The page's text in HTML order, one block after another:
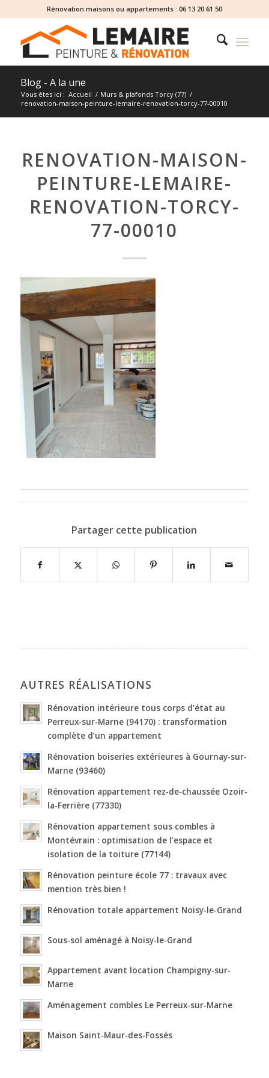
Rénovation maisons ou appartements : 06 13 20 61 50
Blog - A la une
Vous êtes ici : Accueil / Murs & plafonds Torcy (77) /
renovation-maison-peinture-lemaire-renovation-torcy-77-00010
RENOVATION-MAISON-
PEINTURE-LEMAIRE-
RENOVATION-TORCY-
77-00010
Partager cette publication
AUTRES RÉALISATIONS
Rénovation intérieure tous corps d’état au
Perreux-sur-Marne (94170) : transformation
complète d’un appartement
Rénovation boiseries extérieures à Gournay-sur-
Marne (93460)
Rénovation appartement rez-de-chaussée Ozoir-
la-Ferrière (77330)
Rénovation appartement sous combles à
Montévrain : optimisation de l’espace et
isolation de la toiture (77144)
Rénovation peinture école 77 : travaux avec
mention très bien !
Rénovation totale appartement Noisy-le-Grand
Sous-sol aménagé à Noisy-le-Grand
Appartement avant location Champigny-sur-
Marne
Aménagement combles Le Perreux-sur-Marne
Maison Saint-Maur-des-Fossés